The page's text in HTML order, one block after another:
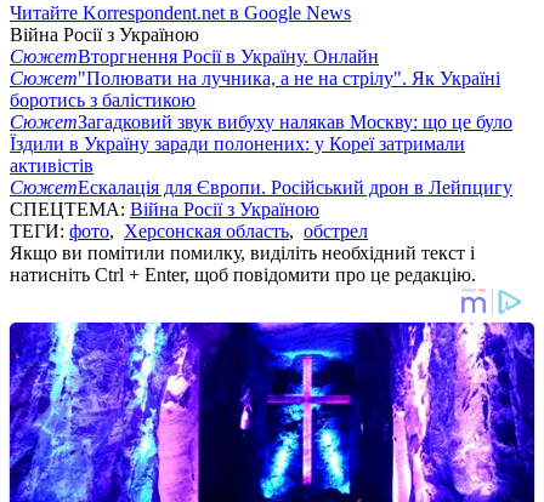
Читайте Korrespondent.net в Google News
Війна Росії з Україною
СюжетВторгнення Росії в Україну. Онлайн
Сюжет"Полювати на лучника, а не на стрілу". Як Україні
боротись з балістикою
СюжетЗагадковий звук вибуху налякав Москву: що це було
Їздили в Україну заради полонених: у Кореї затримали
активістів
СюжетЕскалація для Європи. Російський дрон в Лейпцигу
СПЕЦТЕМА: Війна Росії з Україною
ТЕГИ: фото, Херсонская область, обстрел
Якщо ви помітили помилку, виділіть необхідний текст і
натисніть Ctrl + Enter, щоб повідомити про це редакцію.